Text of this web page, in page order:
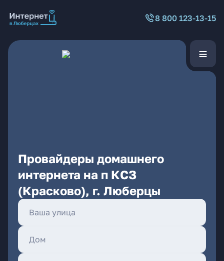
8 800 123-13-15
Провайдеры домашнего
интернета на п КСЗ
(Красково), г. Люберцы